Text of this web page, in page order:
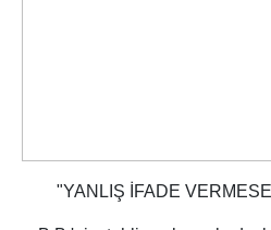
"YANLIŞ İFADE